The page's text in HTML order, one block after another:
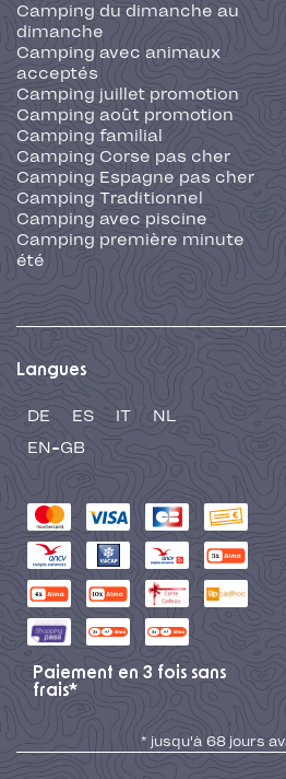
Camping du dimanche au
dimanche
Camping avec animaux
acceptés
Camping juillet promotion
Camping août promotion
Camping familial
Camping Corse pas cher
Camping Espagne pas cher
Camping Traditionnel
Camping avec piscine
Camping première minute
été
Langues
DE ES IT
NL
EN-GB
Paiement en 3 fois sans
frais*
* jusqu'à 68 jours